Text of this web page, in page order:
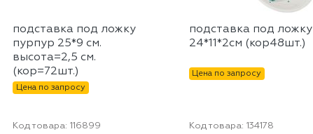
подставка под ложку
пурпур 25*9 см.
высота=2,5 см.
(кор=72шт.)
Цена по запросу
подставка под ложку
24*11*2см (кор48шт.)
Цена по запросу
Код товара: 116899 Код товара: 134178